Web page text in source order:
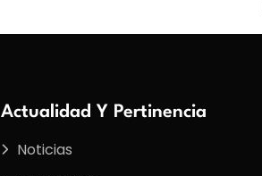
Actualidad Y Pertinencia
Noticias